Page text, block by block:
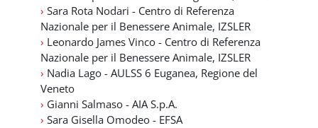
› Sara Rota Nodari - Centro di Referenza
Nazionale per il Benessere Animale, IZSLER
› Leonardo James Vinco - Centro di Referenza
Nazionale per il Benessere Animale, IZSLER
› Nadia Lago - AULSS 6 Euganea, Regione del
Veneto
› Gianni Salmaso - AIA S.p.A.
› Sara Gisella Omodeo - EFSA